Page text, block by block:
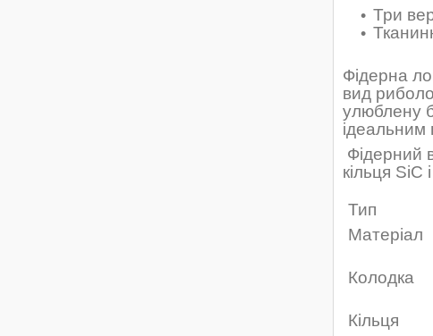
Три
Фідерна
вид
улюблену
ідеальним
Фідерний
кільця SiC
Тип
Матеріал
Колодка
Кільця